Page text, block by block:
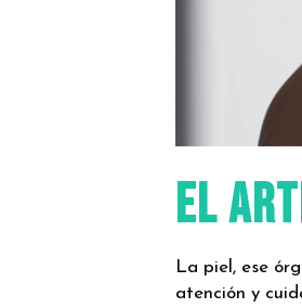
El
La piel, ese
atención y